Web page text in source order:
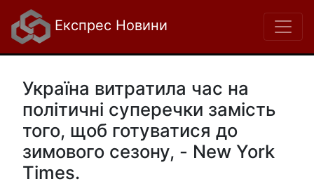
Експрес Новини
Україна витратила час на
політичні суперечки замість
того, щоб готуватися до
зимового сезону, - New York
Times.